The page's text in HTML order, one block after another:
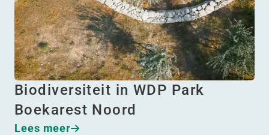
Biodiversiteit in WDP Park
Boekarest Noord
Lees meer